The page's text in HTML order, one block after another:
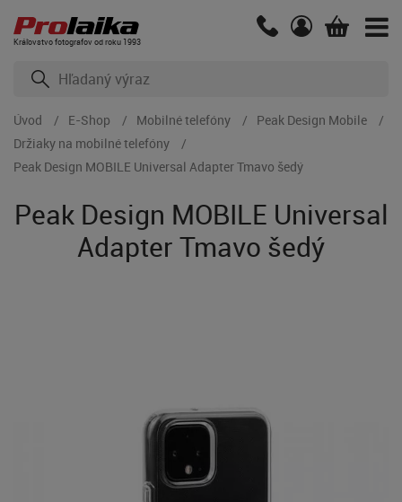
Kráľovstvo fotografov od roku 1993
Úvod E-Shop Mobilné telefóny
Peak Design Mobile
Držiaky na mobilné telefóny
Peak Design MOBILE Universal Adapter Tmavo šedý
Peak Design MOBILE Universal
Adapter Tmavo šedý